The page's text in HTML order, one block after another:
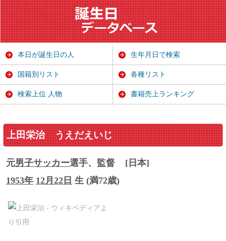
上田栄治 うえだえいじ
元男子サッカー選手、監督
[日本]
1953年 12月22日 生 (満72歳)
本日が誕生日の人 生年月日で検索
国籍別リスト 各種リスト
検索上位 人物 書籍売上ランキング